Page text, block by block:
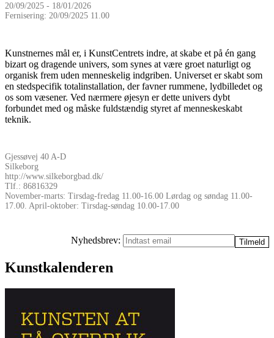
20/09/2025 - 18/01/2026
Fernisering: 20/09/2025 11.00
Kunstnernes mål er, i KunstCentrets indre, at skabe et på én gang
bizart og dragende univers, som synes at være groet naturligt og
organisk frem uden menneskelig indgriben. Universet er skabt som
en stedspecifik totalinstallation, der favner rummene, lydbilledet og
os som væsener. Ved nærmere øjesyn er dette univers dybt
forbundet med og måske fuldstændig styret af menneskeskabt
teknik.
Gjessøvej 40 A-D
Silkeborg
http://www.silkeborgbad.dk/
Tlf.: 86816329
November-marts: Tirsdag-fredag 11.00-16.00 Lørdag og søndag 11.00-
17.00. April-oktober: Tirsdag-søndag 10.00-17.00
Nyhedsbrev:
Kunstkalenderen